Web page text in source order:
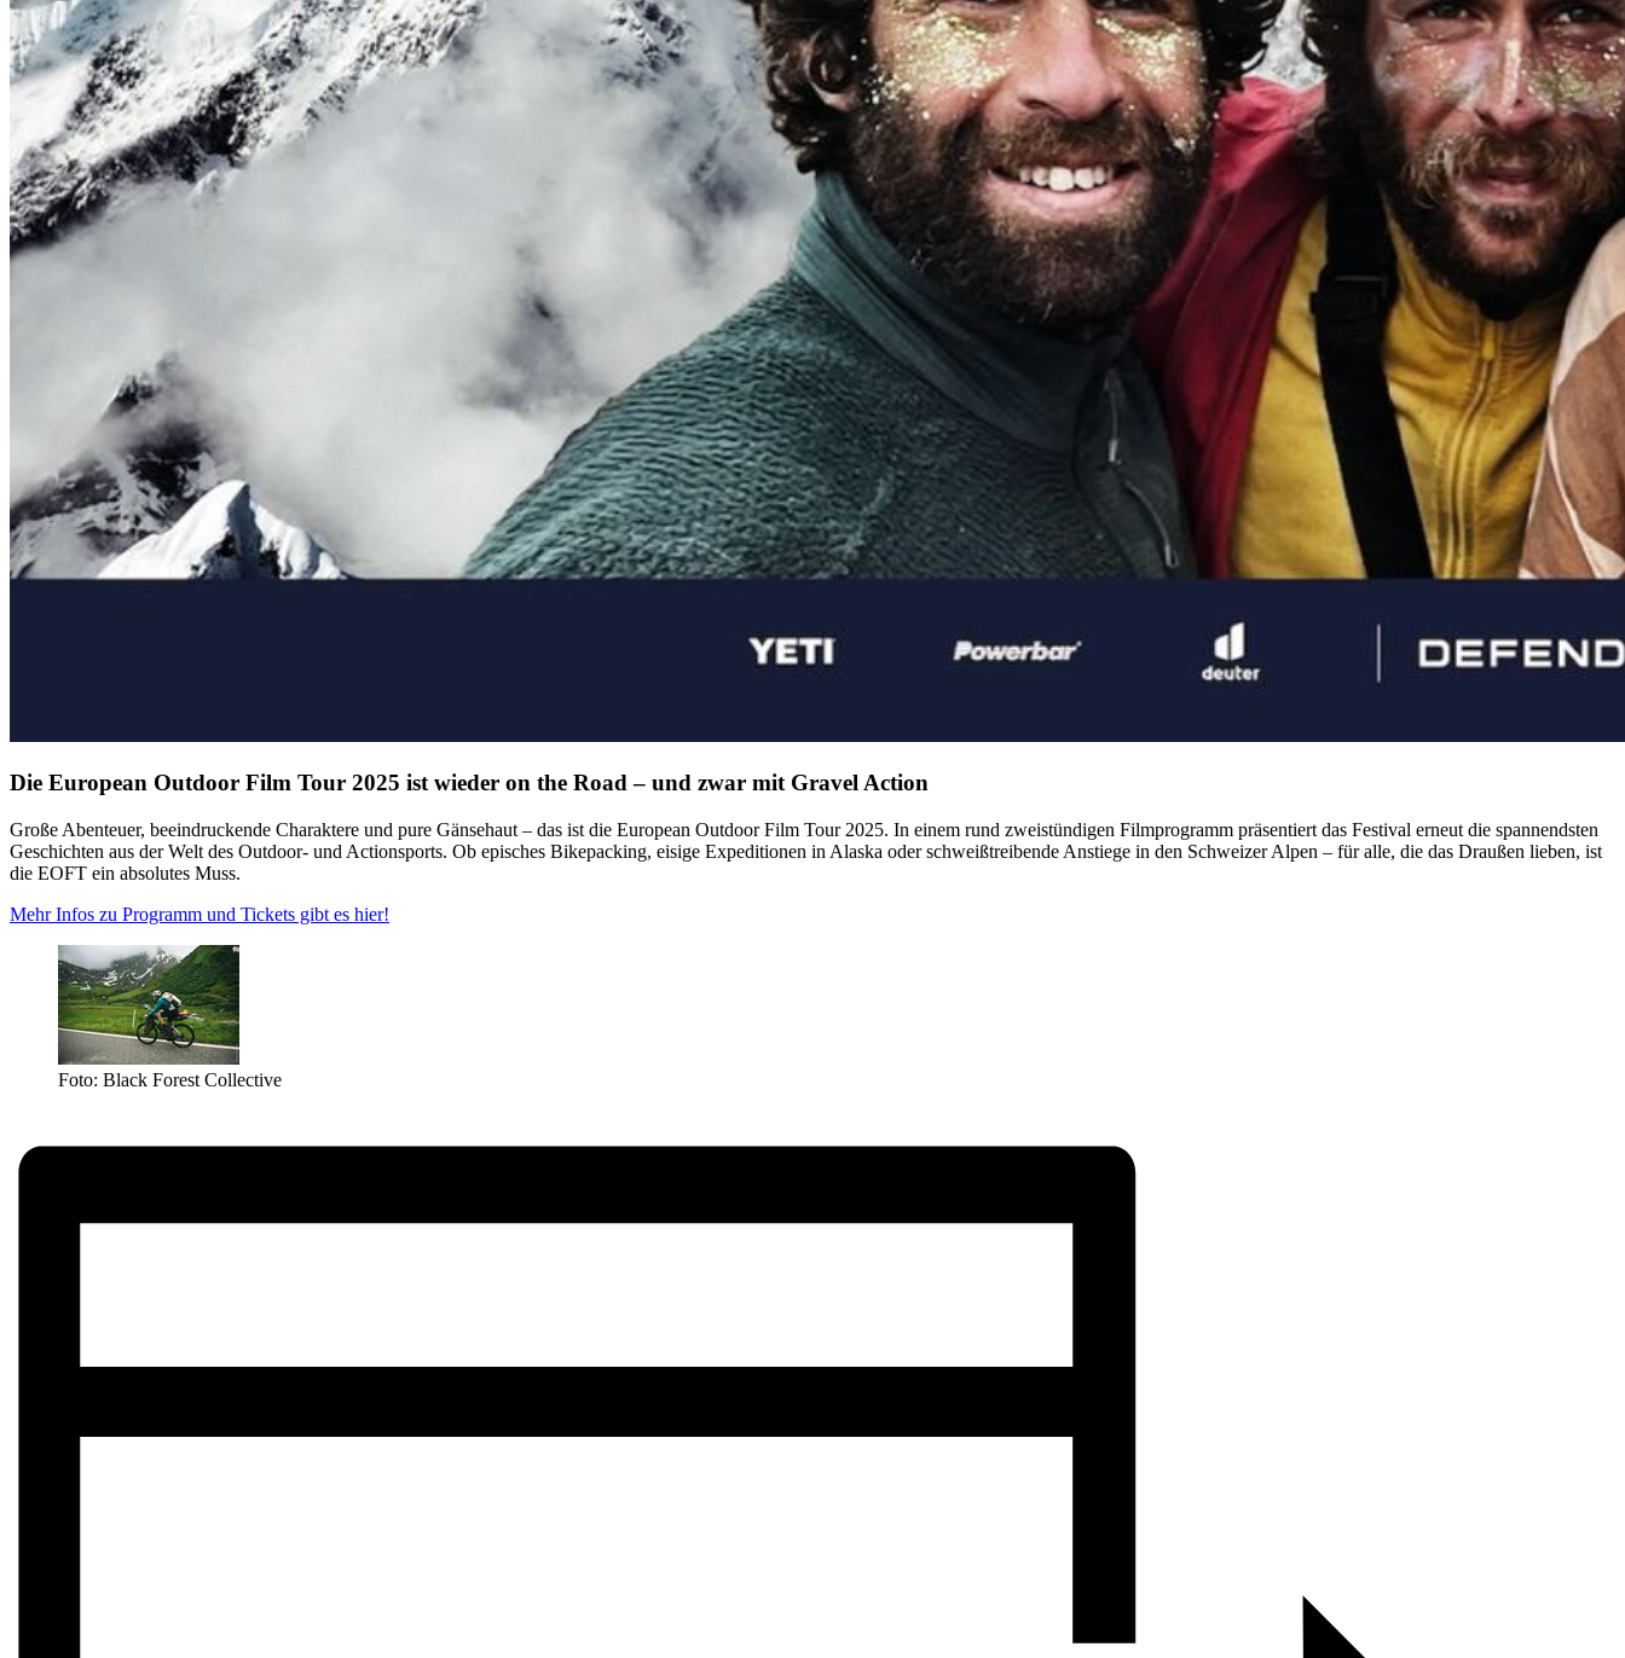
Die European Outdoor Film Tour 2025 ist wieder on the Road – und zwar mit Gravel Action
Große Abenteuer, beeindruckende Charaktere und pure Gänsehaut – das ist die European Outdoor Film Tour 2025. In einem rund zweistündigen Filmprogramm präsentiert das Festival erneut die spannendsten
Geschichten aus der Welt des Outdoor- und Actionsports. Ob episches Bikepacking, eisige Expeditionen in Alaska oder schweißtreibende Anstiege in den Schweizer Alpen – für alle, die das Draußen lieben, ist
die EOFT ein absolutes Muss.
Mehr Infos zu Programm und Tickets gibt es hier!
Foto: Black Forest Collective